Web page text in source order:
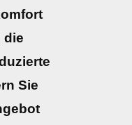
die
Sie